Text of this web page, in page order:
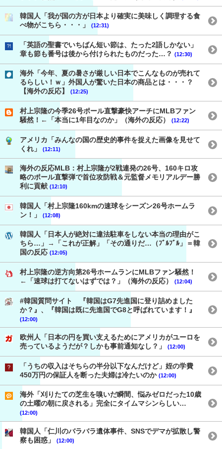
韓国人「我が国の方が日本より確実に美味しく調理する食
べ物がこちら・・・」
(12:31)
「英語の聖書でいちばん短い節は、たった2語しかない」
章も節も番号は後から付けられたものだった…？ (12:30)
海外「今年、夏の暑さが厳しい日本でこんなものが売れて
るらしい！ｗ」外国人が驚いた日本の商品とは・・・？
【海外の反応】
(12:25)
村上宗隆の今季26号ポール直撃豪快アーチにMLBファン
騒然！←「本当に1年目なのか」（海外の反応）
(12:22)
アメリカ「みんなの国の歴史的事件を捉えた画像を見せて
くれ」
(12:11)
海外の反応MLB：村上宗隆が2戦連発の26号、160キロ攻
略のポール直撃弾で首位攻防戦＆元監督メモリアルデー勝
利に貢献 (12:10)
韓国人「村上宗隆160kmの速球をシーズン26号ホームラ
ン！」
(12:08)
韓国人「日本人が絶対に違法駐車をしない本当の理由がこ
ちら…」→「これが正解」「その通りだ…（ﾌﾞﾙﾌﾞﾙ」＝韓
国の反応 (12:05)
村上宗隆の逆方向第26号ホームランにMLBファン騒然！
←「速球は打てないはずでは？」（海外の反応）
(12:04)
#韓国質問サイト 『韓国はG7先進国に登り詰めました
か？』、『韓国は既に先進国でG8と呼ばれています！』
(12:00)
欧州人「日本の円を買い支えるためにアメリカがユーロを
売っているようだが？しかも事前通知なし？」
(12:00)
「うちの収入はそちらの半分以下なんだけど」姪の学費
450万円の保証人を断った夫婦は冷たいのか (12:00)
海外「刈りたての芝生を嗅いだ瞬間、悩みゼロだった10歳
の土曜の朝に戻される」完全にタイムマシンらしい…
(12:00)
韓国人「仁川のバラバラ遺体事件、SNSでデマが拡散し警
察も困惑」
(12:00)